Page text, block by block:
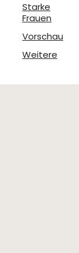
Starke
Frauen
Vorschau
Weitere